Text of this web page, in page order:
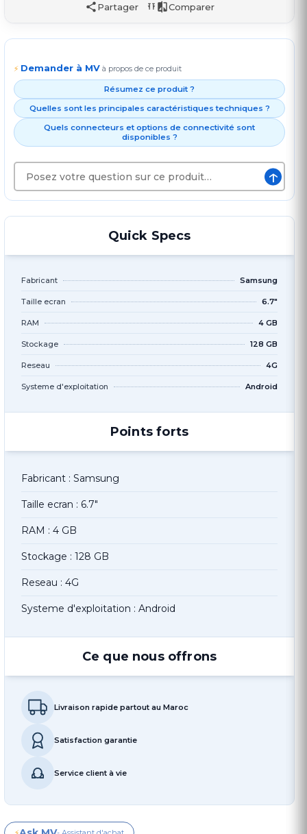
Partager Comparer
⚡ Demander à MV à propos de ce produit
Résumez ce produit ?
Quelles sont les principales caractéristiques techniques ?
Quels connecteurs et options de connectivité sont
disponibles ?
↑
Quick Specs
Fabricant Samsung
Taille ecran 6.7"
RAM 4 GB
Stockage 128 GB
Reseau 4G
Systeme d'exploitation Android
Points forts
Fabricant : Samsung
Taille ecran : 6.7"
RAM : 4 GB
Stockage : 128 GB
Reseau : 4G
Systeme d'exploitation : Android
Ce que nous offrons
Livraison rapide partout au Maroc
Satisfaction garantie
Service client à vie